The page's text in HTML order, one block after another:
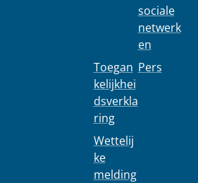
Toegan
kelijkhei
dsverkla
ring
Wettelij
ke
melding
sociale
netwerk
en
Pers